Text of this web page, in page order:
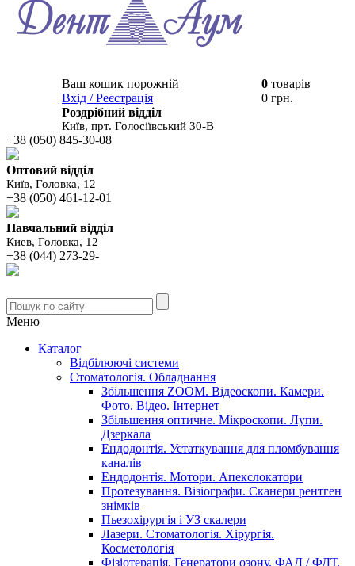
0 товарів
0 грн.
Ваш кошик порожній
Вхід / Реєстрація
Роздрібний відділ
Київ, прт. Голосіївський 30-В
+38 (050) 845-30-08
Оптовий відділ
Київ, Головка, 12
+38 (050) 461-12-01
Навчальний відділ
Киев, Головка, 12
+38 (044) 273-29-
Меню
Каталог
Відбілюючі системи
Стоматологія. Обладнання
Збільшення ZOOM. Відеоскопи. Камери.
Фото. Відео. Інтернет
Збільшення оптичне. Мікроскопи. Лупи.
Дзеркала
Ендодонтія. Устаткування для пломбування
каналів
Ендодонтія. Мотори. Апекслокатори
Протезування. Візіографи. Сканери рентген
знімків
Пьезохірургія і УЗ cкалери
Лазери. Стоматологія. Хірургія.
Косметологія
Фізіотерапія. Генератори озону. ФАД / ФДТ.